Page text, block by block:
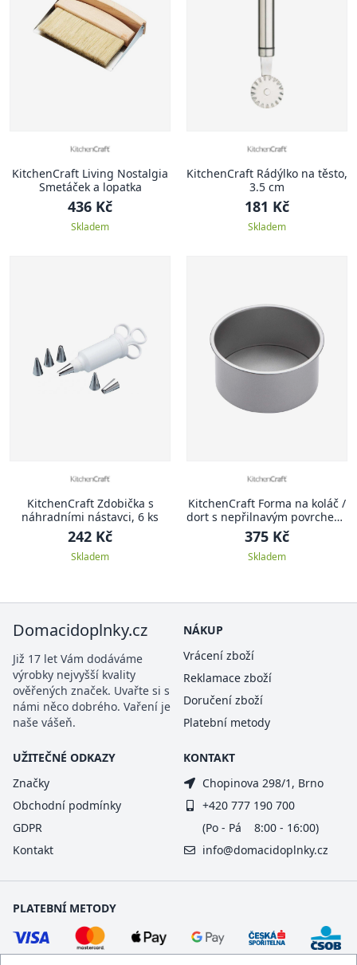
KitchenCraft Living Nostalgia
Smetáček a lopatka
436 Kč
Skladem
KitchenCraft Rádýlko na těsto,
3.5 cm
181 Kč
Skladem
KitchenCraft Zdobička s
náhradními nástavci, 6 ks
242 Kč
Skladem
KitchenCraft Forma na koláč /
dort s nepřilnavým povrchem,
hluboká, 18 cm
375 Kč
Skladem
Domacidoplnky.cz
Již 17 let Vám dodáváme
výrobky nejvyšší kvality
ověřených značek. Uvařte si s
námi něco dobrého. Vaření je
naše vášeň.
NÁKUP
Vrácení zboží
Reklamace zboží
Doručení zboží
Platební metody
UŽITEČNÉ ODKAZY
Značky
Obchodní podmínky
GDPR
Kontakt
KONTAKT
Chopinova 298/1, Brno
+420 777 190 700
(Po - Pá 8:00 - 16:00)
info@domacidoplnky.cz
PLATEBNÍ METODY